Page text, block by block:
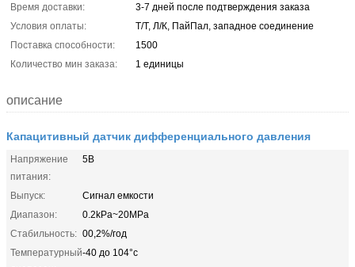
Время доставки:
3-7 дней после подтверждения заказа
Условия оплаты:
Т/Т, Л/К, ПайПал, западное соединение
Поставка способности:
1500
Количество мин заказа:
1 единицы
описание
Капацитивный датчик дифференциального давления
Напряжение
питания:
5В
Выпуск:
Сигнал емкости
Диапазон:
0.2kPa~20MPa
Стабильность: 00,2%/год
Температурный-40 до 104°c